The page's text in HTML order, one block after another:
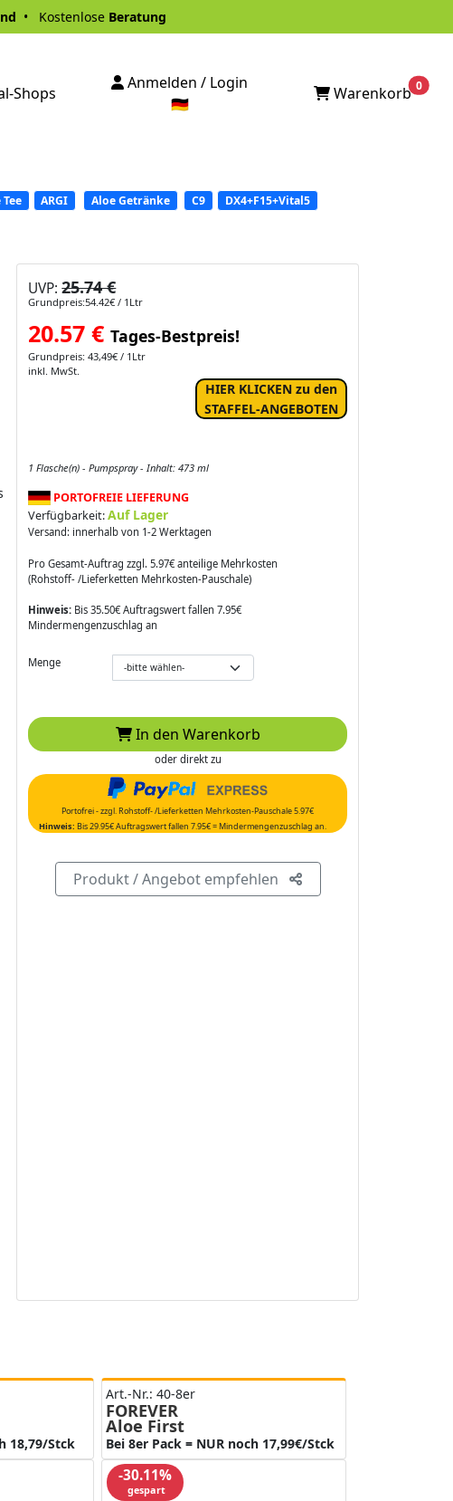
• Kostenlose Beratung
Shops
Anmelden / Login
🇩🇪
Warenkorb0
ARGI Aloe Getränke C9
DX4+F15+Vital5
UVP:25.74 €
Grundpreis:54.42€ / 1Ltr
20.57 €Tages-Bestpreis!
Grundpreis: 43,49€ / 1Ltr
inkl. MwSt.
HIER KLICKEN zu den
STAFFEL-ANGEBOTEN
1 Flasche(n) - Pumpspray - Inhalt: 473 ml
PORTOFREIE LIEFERUNG
Verfügbarkeit:Auf Lager
Versand: innerhalb von 1-2 Werktagen
Pro Gesamt-Auftrag zzgl. 5.97€ anteilige Mehrkosten
(Rohstoff- /Lieferketten Mehrkosten-Pauschale)
Hinweis: Bis 35.50€ Auftragswert fallen 7.95€
Mindermengenzuschlag an
Menge
In den Warenkorb
oder direkt zu
Portofrei - zzgl. Rohstoff- /Lieferketten Mehrkosten-Pauschale 5.97€
Hinweis: Bis 29.95€ Auftragswert fallen 7.95€ = Mindermengenzuschlag an.
Produkt / Angebot empfehlen
18,79/Stck
Art.-Nr.: 40-8er
FOREVER
Aloe First
Bei 8er Pack = NUR noch 17,99€/Stck
-30.11%
gespart